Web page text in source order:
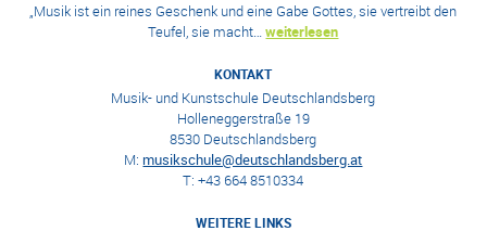
„Musik ist ein reines Geschenk und eine Gabe Gottes, sie vertreibt den
Teufel, sie macht…weiterlesen
KONTAKT
Musik- und Kunstschule Deutschlandsberg
Holleneggerstraße 19
8530 Deutschlandsberg
M: musikschule@deutschlandsberg.at
T: +43 664 8510334
WEITERE LINKS